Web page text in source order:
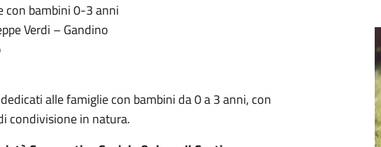
con bambini 0-3 anni
Verdi – Gandino
alle famiglie con bambini da 0 a 3 anni, con
condivisione in natura.